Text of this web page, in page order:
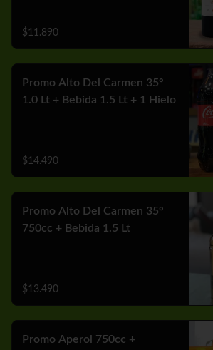
$11.890
Promo Alto Del Carmen 35°
1.0 Lt + Bebida 1.5 Lt + 1 Hielo
$14.490
Promo Alto Del Carmen 35°
750cc + Bebida 1.5 Lt
$13.490
Promo Aperol 750cc +